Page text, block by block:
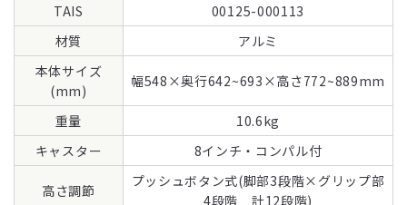
TAIS
材質
本体サイズ
(mm)
重量
キャスター
高さ調節
プッシュボタン式(脚部3段階×グリップ部